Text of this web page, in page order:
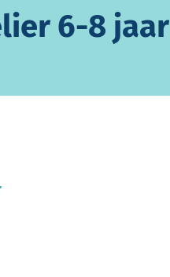
6-8 jaar